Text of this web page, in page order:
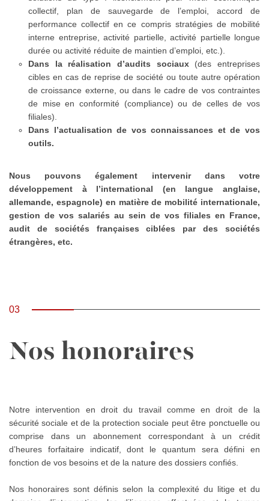
collectif, plan de sauvegarde de l’emploi, accord de
performance collectif en ce compris stratégies de mobilité
interne entreprise, activité partielle, activité partielle longue
durée ou activité réduite de maintien d’emploi, etc.).
Dans la réalisation d’audits sociaux (des entreprises
cibles en cas de reprise de société ou toute autre opération
de croissance externe, ou dans le cadre de vos contraintes
de mise en conformité (compliance) ou de celles de vos
filiales).
Dans l’actualisation de vos connaissances et de vos
outils.
Nous pouvons également intervenir dans votre
développement à l’international (en langue anglaise,
allemande, espagnole) en matière de mobilité internationale,
gestion de vos salariés au sein de vos filiales en France,
audit de sociétés françaises ciblées par des sociétés
étrangères, etc.
03
Nos honoraires
Notre intervention en droit du travail comme en droit de la
sécurité sociale et de la protection sociale peut être ponctuelle ou
comprise dans un abonnement correspondant à un crédit
d’heures forfaitaire indicatif, dont le quantum sera défini en
fonction de vos besoins et de la nature des dossiers confiés.
Nos honoraires sont définis selon la complexité du litige et du